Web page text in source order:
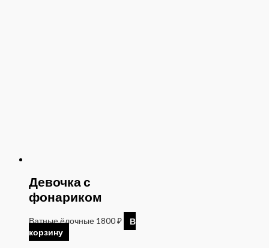
Девочка с
фонариком
Ватные ёлочные 1800₽
В
корзину